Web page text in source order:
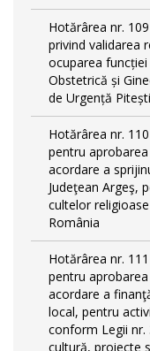
Hotărârea nr.
privind validarea
ocuparea
Obstetrică și
de Urgență Pitești
Hotărârea nr.
pentru
acordare a
Judeţean Argeş,
cultelor
România
Hotărârea nr.
pentru
acordare a
local, pentru
conform Legii nr.
cultură, proiecte